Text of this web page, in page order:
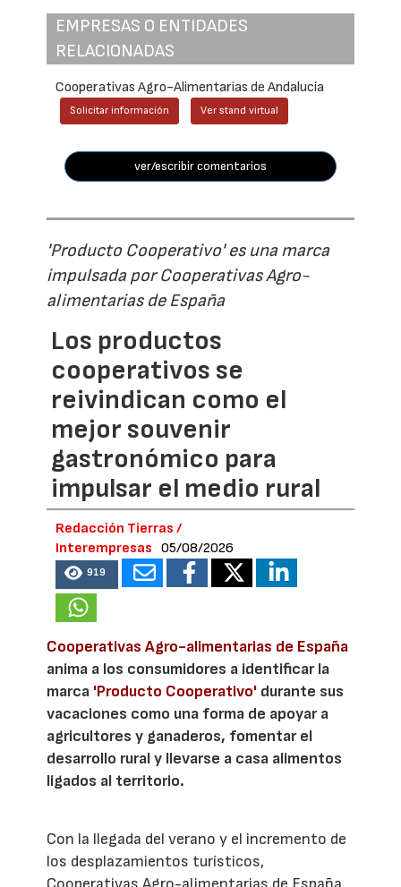
EMPRESAS O ENTIDADES
RELACIONADAS
Cooperativas Agro-Alimentarias de Andalucía
Solicitar información Ver stand virtual
ver/escribir comentarios
'Producto Cooperativo' es una marca
impulsada por Cooperativas Agro-
alimentarias de España
Los productos
cooperativos se
reivindican como el
mejor souvenir
gastronómico para
impulsar el medio rural
Redacción Tierras /
Interempresas
05/08/2026
919
Cooperativas Agro-alimentarias de España
anima a los consumidores a identificar la
marca 'Producto Cooperativo' durante sus
vacaciones como una forma de apoyar a
agricultores y ganaderos, fomentar el
desarrollo rural y llevarse a casa alimentos
ligados al territorio.
Con la llegada del verano y el incremento de
los desplazamientos turísticos,